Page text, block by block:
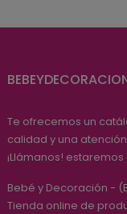
Te ofrecemos un
calidad y una
¡Llámanos!
Bebé y Decoración -
Tienda online de